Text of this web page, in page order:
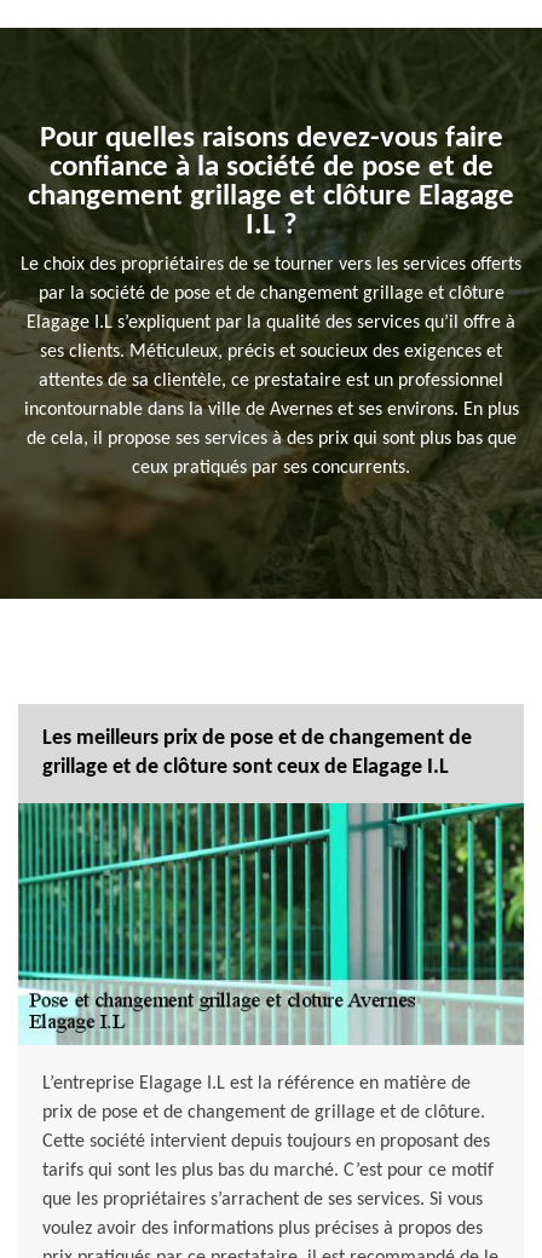
Pour quelles raisons devez-vous faire
confiance à la société de pose et de
changement grillage et clôture Elagage
I.L ?
Le choix des propriétaires de se tourner vers les services offerts
par la société de pose et de changement grillage et clôture
Elagage I.L s’expliquent par la qualité des services qu’il offre à
ses clients. Méticuleux, précis et soucieux des exigences et
attentes de sa clientèle, ce prestataire est un professionnel
incontournable dans la ville de Avernes et ses environs. En plus
de cela, il propose ses services à des prix qui sont plus bas que
ceux pratiqués par ses concurrents.
Les meilleurs prix de pose et de changement de
grillage et de clôture sont ceux de Elagage I.L
L’entreprise Elagage I.L est la référence en matière de
prix de pose et de changement de grillage et de clôture.
Cette société intervient depuis toujours en proposant des
tarifs qui sont les plus bas du marché. C’est pour ce motif
que les propriétaires s’arrachent de ses services. Si vous
voulez avoir des informations plus précises à propos des